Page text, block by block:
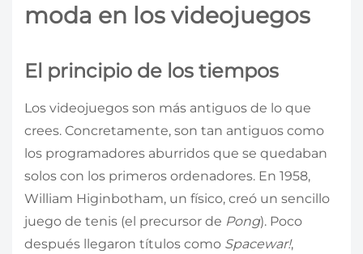
moda en los videojuegos
El principio de los tiempos
Los videojuegos son más antiguos de lo que
crees. Concretamente, son tan antiguos como
los programadores aburridos que se quedaban
solos con los primeros ordenadores. En 1958,
William Higinbotham, un físico, creó un sencillo
juego de tenis (el precursor de Pong). Poco
después llegaron títulos como Spacewar!,